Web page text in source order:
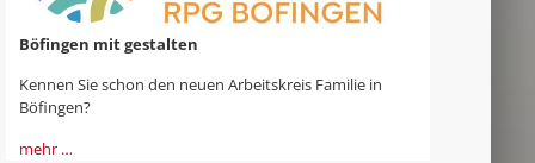
Böfingen mit gestalten
Kennen Sie schon den neuen Arbeitskreis Familie in
Böfingen?
mehr …